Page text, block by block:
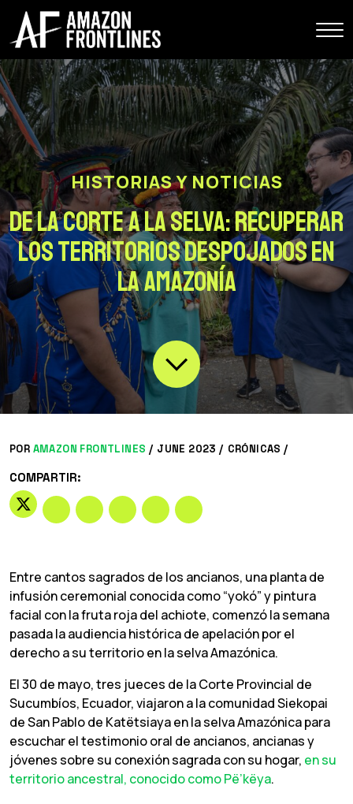
HISTORIAS Y NOTICIAS
De la Corte a la Selva: Recuperar
los territorios despojados en
la Amazonía
POR AMAZON FRONTLINES / JUNE 2023 / CRÓNICAS /
COMPARTIR:
Entre cantos sagrados de los ancianos, una planta de
infusión ceremonial conocida como “yokó” y pintura
facial con la fruta roja del achiote, comenzó la semana
pasada la audiencia histórica de apelación por el
derecho a su territorio en la selva Amazónica.
El 30 de mayo, tres jueces de la Corte Provincial de
Sucumbíos, Ecuador, viajaron a la comunidad Siekopai
de San Pablo de Katëtsiaya en la selva Amazónica para
escuchar el testimonio oral de ancianos, ancianas y
jóvenes sobre su conexión sagrada con su hogar, en su
territorio ancestral, conocido como Pë’këya.